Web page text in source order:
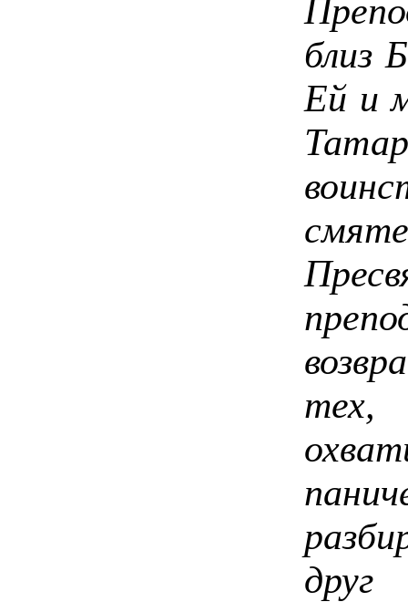
близ
Ей и
тех,